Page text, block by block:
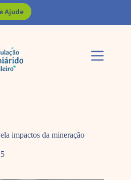
Ajude
impactos da mineração